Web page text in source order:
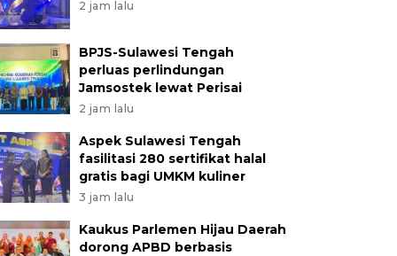
2 jam lalu
BPJS-Sulawesi Tengah
perluas perlindungan
Jamsostek lewat Perisai
2 jam lalu
Aspek Sulawesi Tengah
fasilitasi 280 sertifikat halal
gratis bagi UMKM kuliner
3 jam lalu
Kaukus Parlemen Hijau Daerah
dorong APBD berbasis